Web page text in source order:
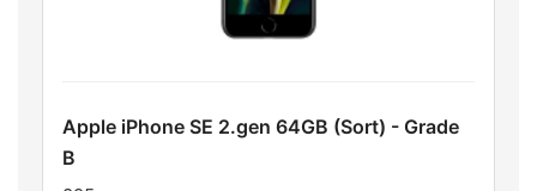
Apple iPhone SE 2.gen 64GB (Sort) - Grade
B